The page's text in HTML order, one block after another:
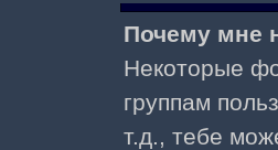
Почему мне
Некоторые
группам
т.д., тебе